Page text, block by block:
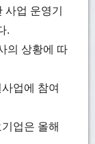
업 운영기
.
의 상황에 따
업에 참여
업은 올해